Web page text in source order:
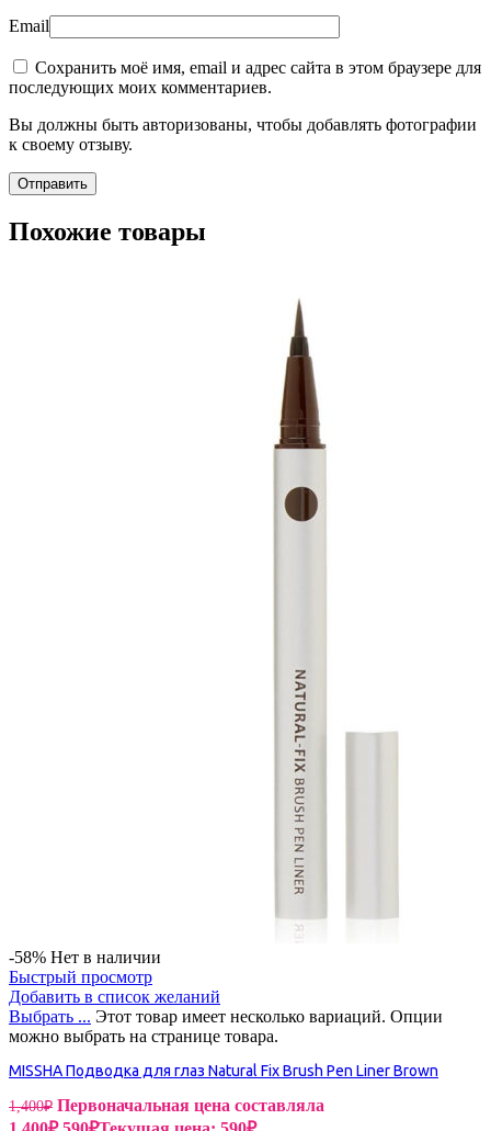
Email
Сохранить моё имя, email и адрес сайта в этом браузере для
последующих моих комментариев.
Вы должны быть авторизованы, чтобы добавлять фотографии
к своему отзыву.
Похожие товары
-58% Нет в наличии
Быстрый просмотр
Добавить в список желаний
Выбрать ... Этот товар имеет несколько вариаций. Опции
можно выбрать на странице товара.
MISSHA Подводка для глаз Natural Fix Brush Pen Liner Brown
1,400₽ Первоначальная цена составляла